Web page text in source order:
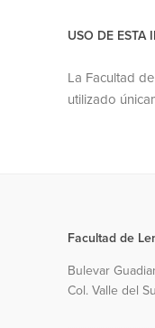
USO DE ESTA
La Facultad
utilizado
Facultad de
Bulevar
Col. Valle del